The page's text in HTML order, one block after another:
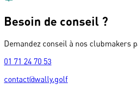
Besoin de conseil ?
Demandez conseil à nos clubmakers
01 71 24 70 53
contact@wally.golf